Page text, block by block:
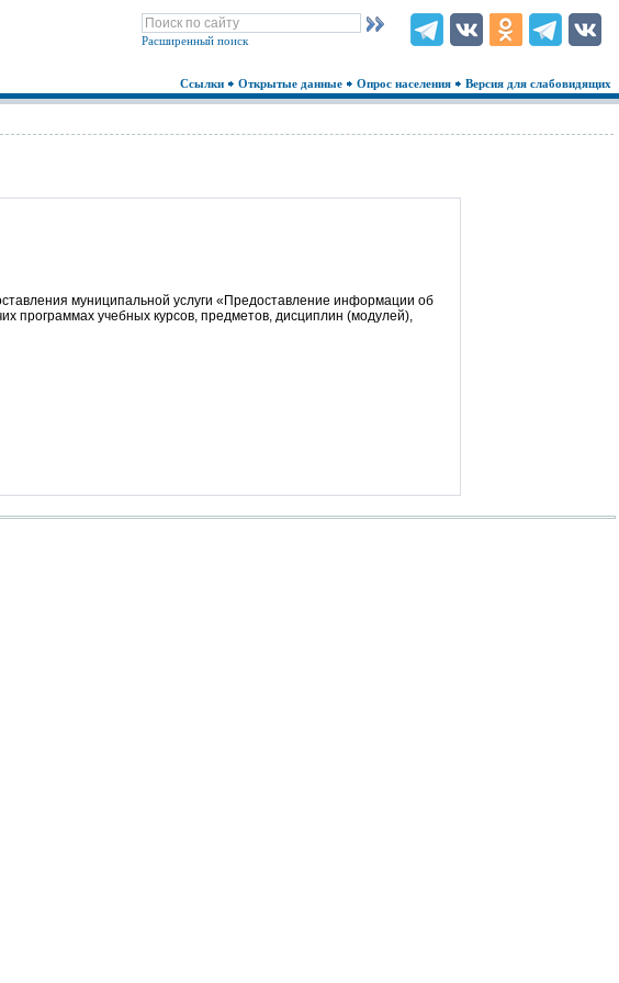
Расширенный поиск
Ссылки Открытые данные Опрос населения Версия для слабовидящих
муниципальной услуги «Предоставление информации об
программах учебных курсов, предметов, дисциплин (модулей),